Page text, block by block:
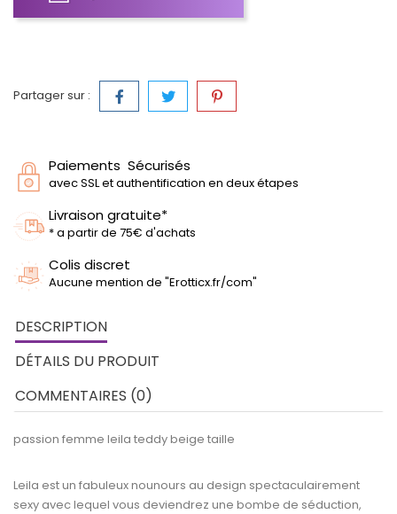
Partager sur :
Paiements Sécurisés
avec SSL et authentification en deux étapes
Livraison gratuite*
* a partir de 75€ d'achats
Colis discret
Aucune mention de "Erotticx.fr/com"
DESCRIPTION
DÉTAILS DU PRODUIT
COMMENTAIRES (0)
passion femme leila teddy beige taille
Leila est un fabuleux nounours au design spectaculairement
sexy avec lequel vous deviendrez une bombe de séduction,